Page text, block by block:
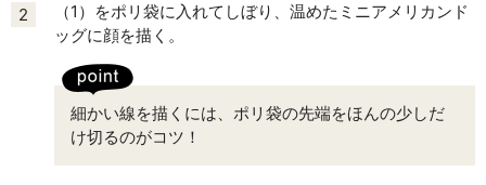
2
（1）をポリ袋に入れてしぼり、温めたミニアメリカンド
ッグに顔を描く。
細かい線を描くには、ポリ袋の先端をほんの少しだ
け切るのがコツ！